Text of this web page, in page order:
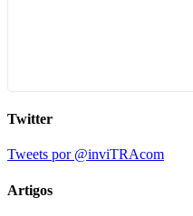
Twitter
Tweets por @inviTRAcom
Artigos